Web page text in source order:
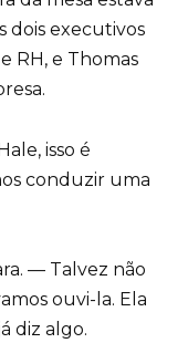
dois executivos
RH, e Thomas
isso é
conduzir uma
— Talvez não
ouvi-la. Ela
diz algo.